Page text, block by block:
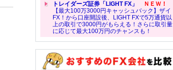
トレイダーズ証券「LIGHT FX」
ＮＥＷ！
【最大100万3000円キャッシュバック】ザイ
FX！から口座開設後、LIGHT FXで5万通貨以
上の取引で3000円がもらえる！さらに取引量
に応じて最大100万円のチャンスも！